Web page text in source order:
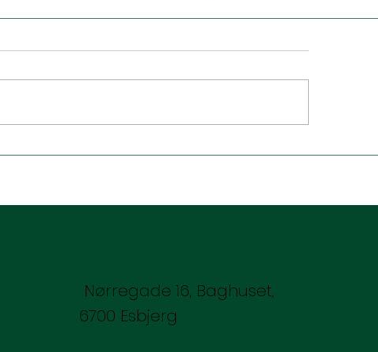
Når mørket flytter ind –
Jalousi og
Nørregade 16, Baghuset,
6700 Esbjerg